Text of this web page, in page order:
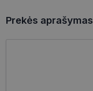
Prekės aprašymas